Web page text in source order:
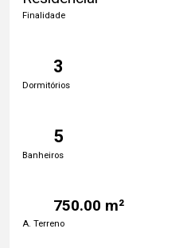
Finalidade
3
Dormitórios
5
Banheiros
750.00 m²
A. Terreno